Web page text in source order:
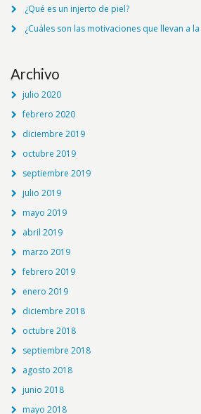
¿Qué es un injerto de piel?
¿Cuáles son las motivaciones que llevan a
Archivo
julio 2020
febrero 2020
diciembre 2019
octubre 2019
septiembre 2019
julio 2019
mayo 2019
abril 2019
marzo 2019
febrero 2019
enero 2019
diciembre 2018
octubre 2018
septiembre 2018
agosto 2018
junio 2018
mayo 2018